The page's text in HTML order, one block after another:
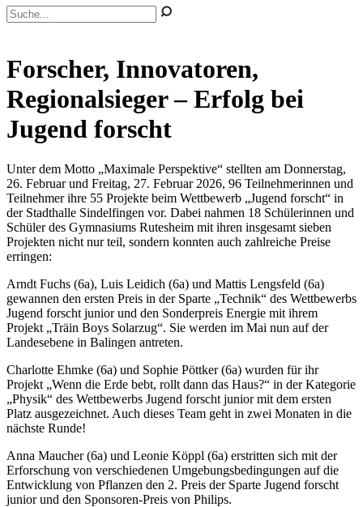
Forscher, Innovatoren,
Regionalsieger – Erfolg bei
Jugend forscht
Unter dem Motto „Maximale Perspektive“ stellten am Donnerstag,
26. Februar und Freitag, 27. Februar 2026, 96 Teilnehmerinnen und
Teilnehmer ihre 55 Projekte beim Wettbewerb „Jugend forscht“ in
der Stadthalle Sindelfingen vor. Dabei nahmen 18 Schülerinnen und
Schüler des Gymnasiums Rutesheim mit ihren insgesamt sieben
Projekten nicht nur teil, sondern konnten auch zahlreiche Preise
erringen:
Arndt Fuchs (6a), Luis Leidich (6a) und Mattis Lengsfeld (6a)
gewannen den ersten Preis in der Sparte „Technik“ des Wettbewerbs
Jugend forscht junior und den Sonderpreis Energie mit ihrem
Projekt „Träin Boys Solarzug“. Sie werden im Mai nun auf der
Landesebene in Balingen antreten.
Charlotte Ehmke (6a) und Sophie Pöttker (6a) wurden für ihr
Projekt „Wenn die Erde bebt, rollt dann das Haus?“ in der Kategorie
„Physik“ des Wettbewerbs Jugend forscht junior mit dem ersten
Platz ausgezeichnet. Auch dieses Team geht in zwei Monaten in die
nächste Runde!
Anna Maucher (6a) und Leonie Köppl (6a) erstritten sich mit der
Erforschung von verschiedenen Umgebungsbedingungen auf die
Entwicklung von Pflanzen den 2. Preis der Sparte Jugend forscht
junior und den Sponsoren-Preis von Philips.